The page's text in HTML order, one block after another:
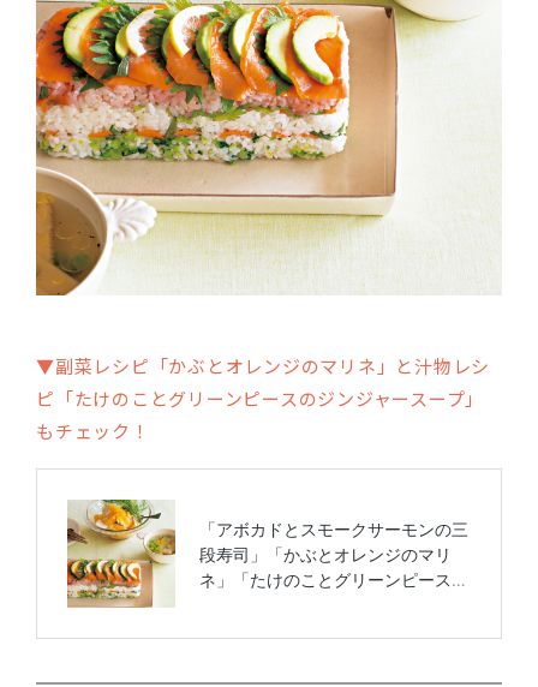
▼副菜レシピ「かぶとオレンジのマリネ」と汁物レシ
ピ「たけのことグリーンピースのジンジャースープ」
もチェック！